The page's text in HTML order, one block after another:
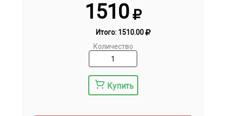
1510
Итого: 1510.00
Количество
Купить